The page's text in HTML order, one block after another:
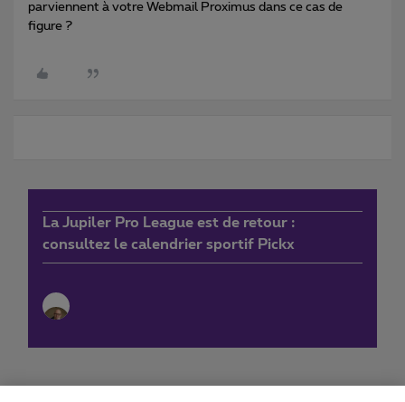
parviennent à votre Webmail Proximus dans ce cas de
figure ?
La Jupiler Pro League est de retour :
consultez le calendrier sportif Pickx